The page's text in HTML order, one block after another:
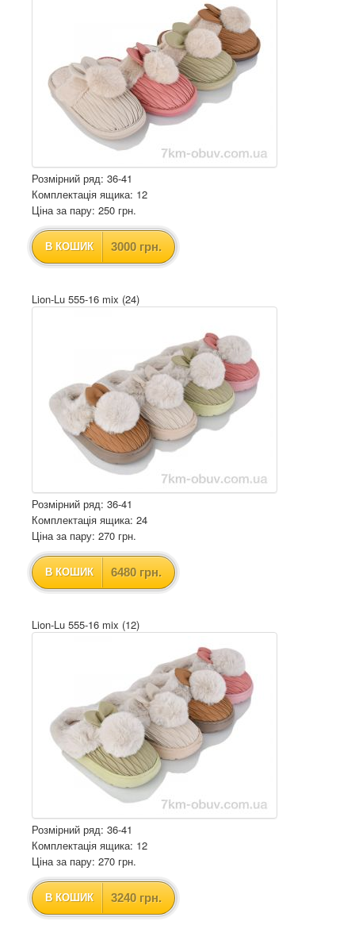
Розмірний ряд: 36-41
Комплектація ящика: 12
Ціна за пару: 250 грн.
В КОШИК 3000 грн.
Lion-Lu 555-16 mix (24)
Розмірний ряд: 36-41
Комплектація ящика: 24
Ціна за пару: 270 грн.
В КОШИК 6480 грн.
Lion-Lu 555-16 mix (12)
Розмірний ряд: 36-41
Комплектація ящика: 12
Ціна за пару: 270 грн.
В КОШИК 3240 грн.